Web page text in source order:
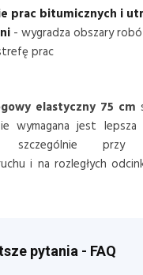
prac bitumicznych i
- wygradza obszary
prac
elastyczny 75 cm
wymagana jest lepsza
szczególnie przy
i na rozległych
pytania - FAQ